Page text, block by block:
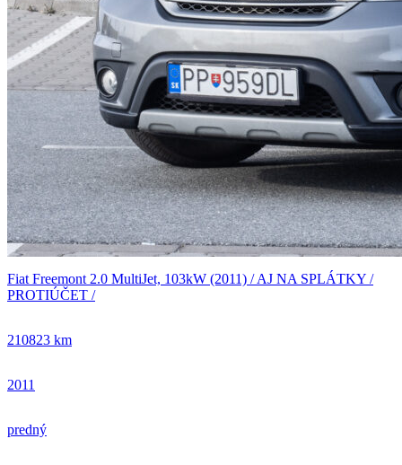
Fiat Freemont 2.0 MultiJet, 103kW (2011) / AJ NA SPLÁTKY /
PROTIÚČET /
210823 km
2011
predný